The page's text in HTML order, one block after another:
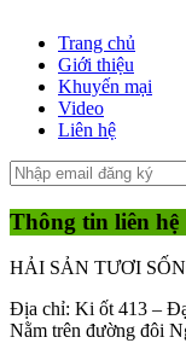
Trang chủ
Giới thiệu
Khuyến mại
Video
Liên hệ
Thông tin liên hệ
HẢI SẢN TƯƠI
Địa chỉ: Ki ốt 413 –
Nằm trên đường đôi